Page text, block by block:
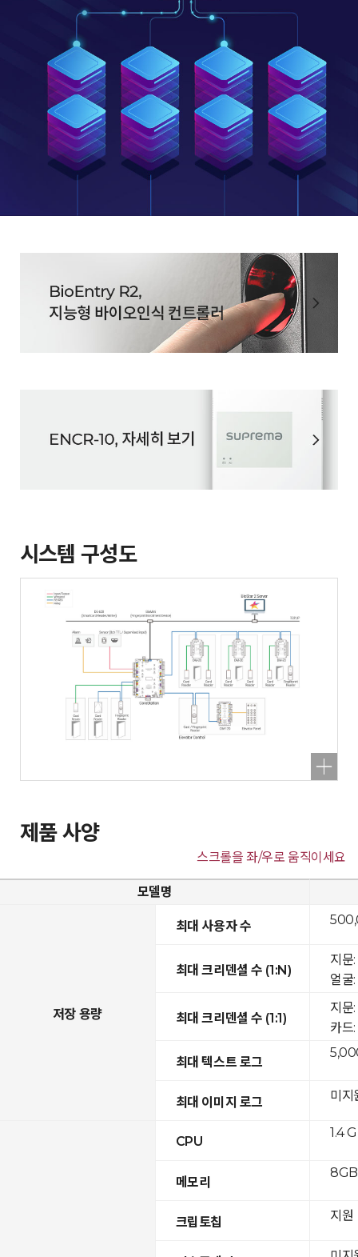
시스템 구성도
제품 사양
스크롤을 좌/우로 움직이세요
모델명
저장 용량
최대 사용자 수
최대 크리덴셜 수 (1:N)
최대 크리덴셜 수 (1:1)
최대 텍스트 로그
최대 이미지 로그
CPU
메모리
크립토칩
지
얼
지
카
미지
1.4
지원